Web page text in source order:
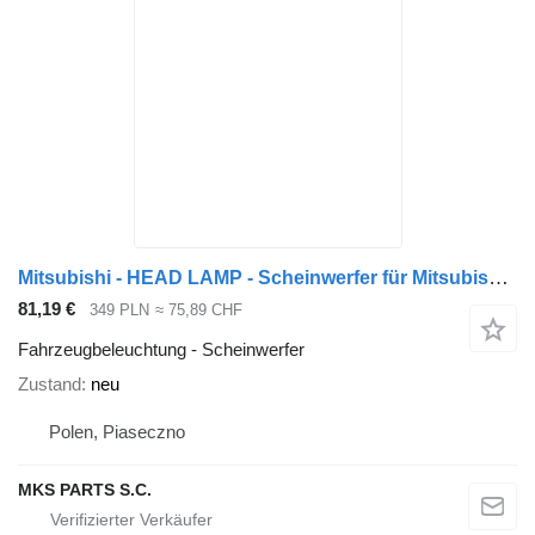
Mitsubishi - HEAD LAMP - Scheinwerfer für Mitsubishi FUSO CANTER MODEL 2012 LKW
81,19 € 349 PLN ≈ 75,89 CHF
Fahrzeugbeleuchtung - Scheinwerfer
Zustand neu
Polen, Piaseczno
MKS PARTS S.C.